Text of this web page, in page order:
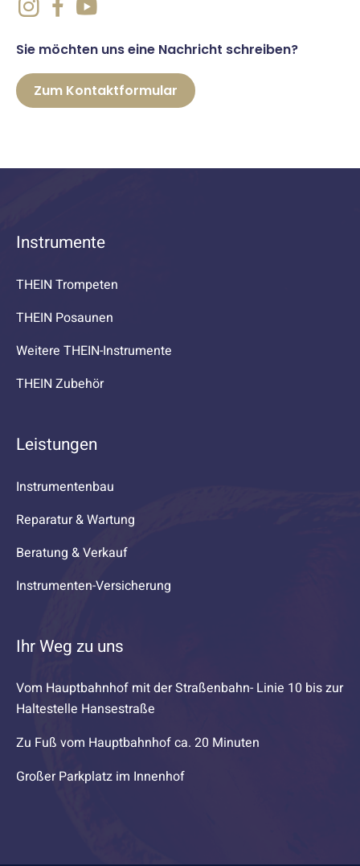
Sie möchten uns eine Nachricht schreiben?
Zum Kontaktformular
Instrumente
THEIN Trompeten
THEIN Posaunen
Weitere THEIN-Instrumente
THEIN Zubehör
Leistungen
Instrumentenbau
Reparatur & Wartung
Beratung & Verkauf
Instrumenten-Versicherung
Ihr Weg zu uns
Vom Hauptbahnhof mit der Straßenbahn- Linie 10 bis zur
Haltestelle Hansestraße
Zu Fuß vom Hauptbahnhof ca. 20 Minuten
Großer Parkplatz im Innenhof